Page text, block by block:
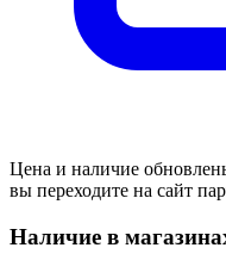
Цена и наличие
вы переходите на сайт
Наличие в